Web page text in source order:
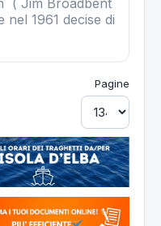
( Jim Broadbent
nel 1961 decise di
Pagine